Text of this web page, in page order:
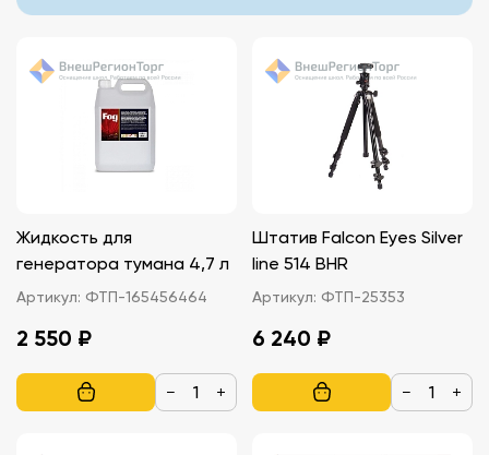
Жидкость для
генератора тумана 4,7 л
Артикул: ФТП-165456464
2 550 ₽
− +
Штатив Falcon Eyes Silver
line 514 BHR
Артикул: ФТП-25353
6 240 ₽
− +